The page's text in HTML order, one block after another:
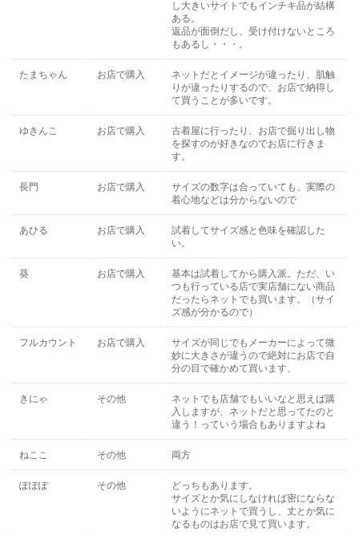
し大きいサイトでもインチキ品が結構
ある。
返品が面倒だし、受け付けないところ
もあるし・・・。
たまちゃん お店で購入
ネットだとイメージが違ったり、肌触
りが違ったりするので、お店で納得し
て買うことが多いです。
ゆきんこ お店で購入
古着屋に行ったり、お店で掘り出し物
を探すのが好きなのでお店に行きま
す。
長門 お店で購入
サイズの数字は合っていても、実際の
着心地などは分からないので
あひる お店で購入
試着してサイズ感と色味を確認した
い。
葵 お店で購入
基本は試着してから購入派。ただ、い
つも行っている店で実店舗にない商品
だったらネットでも買います。（サイ
ズ感が分かるので）
フルカウント お店で購入
サイズが同じでもメーカーによって微
妙に大きさが違うので絶対にお店で自
分の目で確かめて買います、
きにゃ その他
ネットでも店舗でもいいなと思えば購
入しますが、ネットだと思ってたのと
違う！っていう場合もありますよね
ねここ その他 両方
ぽぽぽ その他
どっちもあります。
サイズとか気にしなければ密にならな
いようにネットで買うし、丈とか気に
なるものはお店で見て買います。